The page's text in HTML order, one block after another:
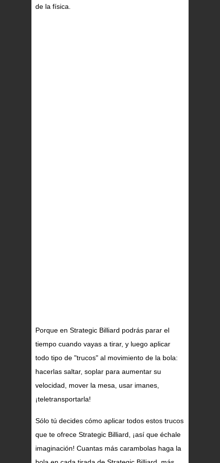
de la física.
Porque en Strategic Billiard podrás parar el
tiempo cuando vayas a tirar, y luego aplicar
todo tipo de "trucos" al movimiento de la bola:
hacerlas saltar, soplar para aumentar su
velocidad, mover la mesa, usar imanes,
¡teletransportarla!
Sólo tú decides cómo aplicar todos estos trucos
que te ofrece Strategic Billiard, ¡así que échale
imaginación! Cuantas más carambolas haga la